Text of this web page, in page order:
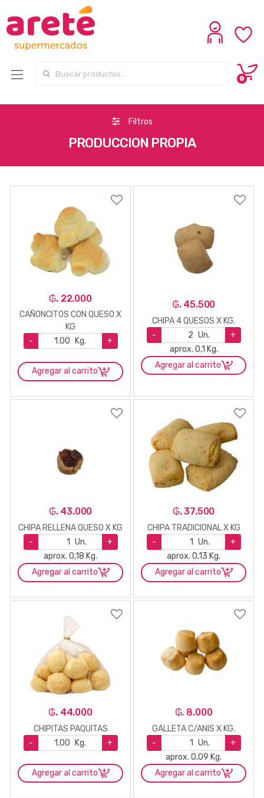
Search for:
0
Filtros
PRODUCCION PROPIA
₲. 22.000
CAÑONCITOS CON QUESO X
KG
-
Kg. +
Agregar al carrito
₲. 45.500
CHIPA 4 QUESOS X KG.
-
Un.
+
aprox. 0,1 Kg.
Agregar al carrito
₲. 43.000
CHIPA RELLENA QUESO X KG
-
Un.
+
aprox. 0,18 Kg.
Agregar al carrito
₲. 37.500
CHIPA TRADICIONAL X KG
-
Un.
+
aprox. 0,13 Kg.
Agregar al carrito
₲. 44.000
CHIPITAS PAQUITAS
-
Kg. +
Agregar al carrito
₲. 8.000
GALLETA C/ANIS X KG.
-
Un.
+
aprox. 0,09 Kg.
Agregar al carrito